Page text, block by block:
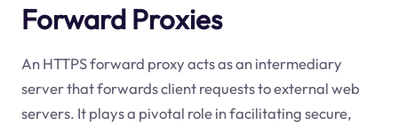
Forward Proxies
An HTTPS forward proxy acts as an intermediary
server that forwards client requests to external web
servers. It plays a pivotal role in facilitating secure,